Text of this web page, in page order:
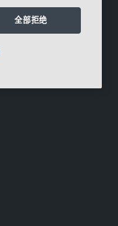
全部拒绝